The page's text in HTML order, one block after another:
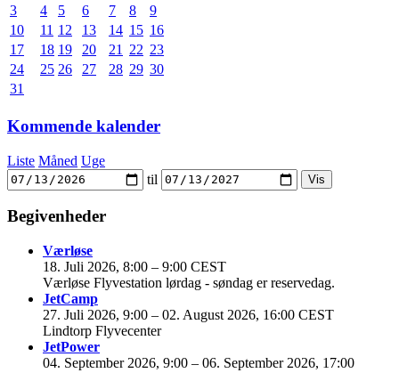
3
4 5 6 7 8
9
10
11 12 13 14 15 16
17
18 19 20 21 22 23
24
25 26 27 28 29 30
31
Kommende kalender
Liste Måned Uge
til
Begivenheder
Værløse
18. Juli 2026, 8:00 – 9:00 CEST
Værløse Flyvestation lørdag - søndag er reservedag.
JetCamp
27. Juli 2026, 9:00 – 02. August 2026, 16:00 CEST
Lindtorp Flyvecenter
JetPower
04. September 2026, 9:00 – 06. September 2026, 17:00